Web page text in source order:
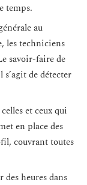
temps.
au
les techniciens
savoir-faire de
de détecter
et ceux qui
en place des
couvrant toutes
des heures dans